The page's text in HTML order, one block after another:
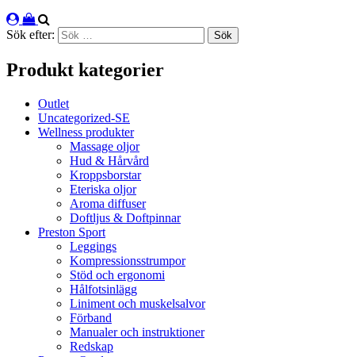
Sök efter:
Produkt kategorier
Outlet
Uncategorized-SE
Wellness produkter
Massage oljor
Hud & Hårvård
Kroppsborstar
Eteriska oljor
Aroma diffuser
Doftljus & Doftpinnar
Preston Sport
Leggings
Kompressionsstrumpor
Stöd och ergonomi
Hålfotsinlägg
Liniment och muskelsalvor
Förband
Manualer och instruktioner
Redskap